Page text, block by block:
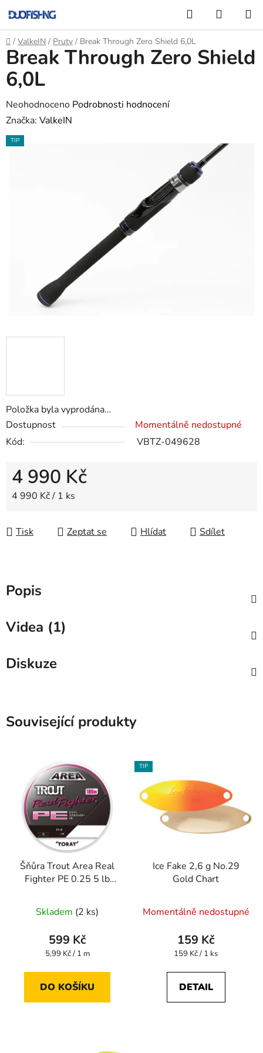
na
obsah
Hledat
KOŠÍK
Domů
/ ValkeIN / Pruty / Break Through Zero Shield 6,0L
Položka byla vyprodána…
Dostupnost
Momentálně nedostupné
Kód:
VBTZ-049628
4 990 Kč
Měrná cena:
4 990 Kč / 1 ks
Tisk Zeptat se Hlídat Sdílet
Break Through Zero Shield
6,0L
Průměrné
hodnocení
produktu
Neohodnoceno Podrobnosti hodnocení
Značka: ValkeIN
TIP
Popis
Videa (1)
Diskuze
Související produkty
Šňůra Trout Area Real
Fighter PE 0.25 5 lb
Skladem (2 ks)
599 Kč
Měrná
5,99 Kč / 1 m
DO KOŠÍKU
TIP
Ice Fake 2,6 g No.29
Gold Chart
hodnocení
produktu
je
z
Momentálně nedostupné
159 Kč
Měrná
159 Kč / 1 ks
DETAIL